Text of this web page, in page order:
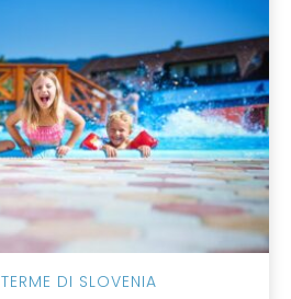
TERME DI SLOVENIA